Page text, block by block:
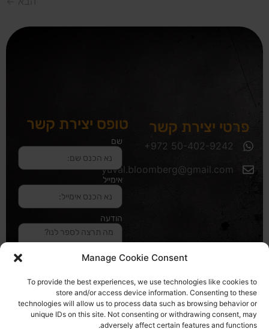
Manage Cookie Consent
To provide the best experiences, we use technologies like cookies to
store and/or access device information. Consenting to these
technologies will allow us to process data such as browsing behavior or
unique IDs on this site. Not consenting or withdrawing consent, may
adversely affect certain features and functions.
פרטי יצירת קשר
yuval.bloomberg@gmail.com
טופס יצירת קשר
שם
אימייל
הודעה
שליחה והטופס
בדרך אלינו
האתר עוצב ונבנה ע"י סטודיו מומנטום